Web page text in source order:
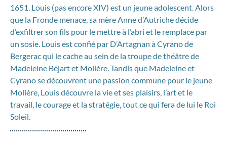
1651. Louis (pas encore XIV) est un jeune adolescent. Alors
que la Fronde menace, sa mère Anne d’Autriche décide
d’exfiltrer son fils pour le mettre à l’abri et le remplace par
un sosie. Louis est confié par D’Artagnan à Cyrano de
Bergerac qui le cache au sein de la troupe de théâtre de
Madeleine Béjart et Molière. Tandis que Madeleine et
Cyrano se découvrent une passion commune pour le jeune
Molière, Louis découvre la vie et ses plaisirs, l’art et le
travail, le courage et la stratégie, tout ce qui fera de lui le Roi
Soleil.